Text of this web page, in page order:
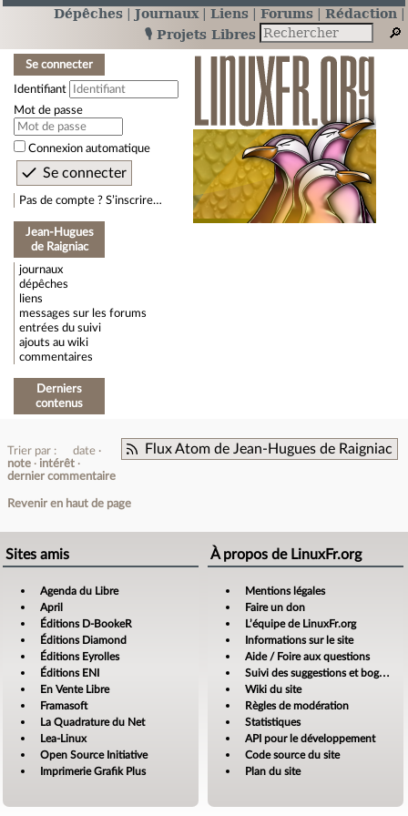
Dépêches Journaux Liens Forums
Rédaction
🎙️ Projets Libres
Se connecter
Identifiant
Mot de passe
Connexion automatique
Pas de compte ? S’inscrire…
Jean-Hugues
de Raigniac
journaux
dépêches
liens
messages sur les forums
entrées du suivi
ajouts au wiki
commentaires
Derniers
contenus
Flux Atom de Jean-Hugues de Raigniac
Trier par :
date
note
intérêt
dernier commentaire
Revenir en haut de page
Sites amis
Agenda du Libre
April
Éditions D-BookeR
Éditions Diamond
Éditions Eyrolles
Éditions ENI
En Vente Libre
Framasoft
La Quadrature du Net
Lea-Linux
Open Source Initiative
Imprimerie Grafik Plus
À propos de LinuxFr.org
Mentions légales
Faire un don
L’équipe de LinuxFr.org
Informations sur le site
Aide / Foire aux questions
Suivi des suggestions et bogues
Wiki du site
Règles de modération
Statistiques
API pour le développement
Code source du site
Plan du site